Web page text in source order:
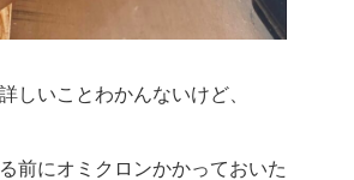
しいことわかんないけど、
前にオミクロンかかっておいた